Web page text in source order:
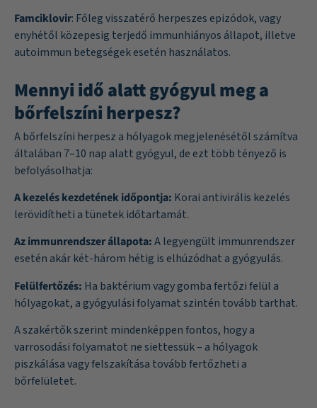
Famciklovir: Főleg visszatérő herpeszes epizódok, vagy
enyhétől közepesig terjedő immunhiányos állapot, illetve
autoimmun betegségek esetén használatos.
Mennyi idő alatt gyógyul meg a
bőrfelszíni herpesz?
A bőrfelszíni herpesz a hólyagok megjelenésétől számítva
általában 7–10 nap alatt gyógyul, de ezt több tényező is
befolyásolhatja:
A kezelés kezdetének időpontja: Korai antivirális kezelés
lerövidítheti a tünetek időtartamát.
Az immunrendszer állapota:A legyengült immunrendszer
esetén akár két-három hétig is elhúzódhat a gyógyulás.
Felülfertőzés: Ha baktérium vagy gomba fertőzi felül a
hólyagokat, a gyógyulási folyamat szintén tovább tarthat.
A szakértők szerint mindenképpen fontos, hogy a
varrosodási folyamatot ne siettessük – a hólyagok
piszkálása vagy felszakítása tovább fertőzheti a
bőrfelületet.